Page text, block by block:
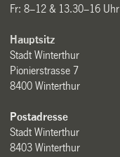
Fr: 8–12 & 13.30–16 Uhr
Hauptsitz
Stadt Winterthur
Pionierstrasse 7
8400 Winterthur
Postadresse
Stadt Winterthur
8403 Winterthur